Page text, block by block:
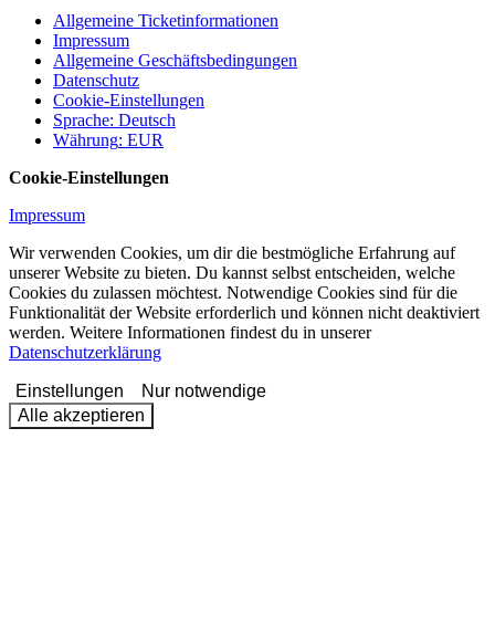
Allgemeine Ticketinformationen
Impressum
Allgemeine Geschäftsbedingungen
Datenschutz
Cookie-Einstellungen
Sprache: Deutsch
Währung: EUR
Cookie-Einstellungen
Impressum
Wir verwenden Cookies, um dir die bestmögliche Erfahrung auf
unserer Website zu bieten. Du kannst selbst entscheiden, welche
Cookies du zulassen möchtest. Notwendige Cookies sind für die
Funktionalität der Website erforderlich und können nicht deaktiviert
werden. Weitere Informationen findest du in unserer
Datenschutzerklärung
Einstellungen
Nur notwendige
Alle akzeptieren